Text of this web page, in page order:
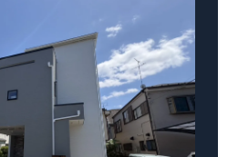
住宅性能評価…評価を受けた図面通
設までに計4回チェックが行われま